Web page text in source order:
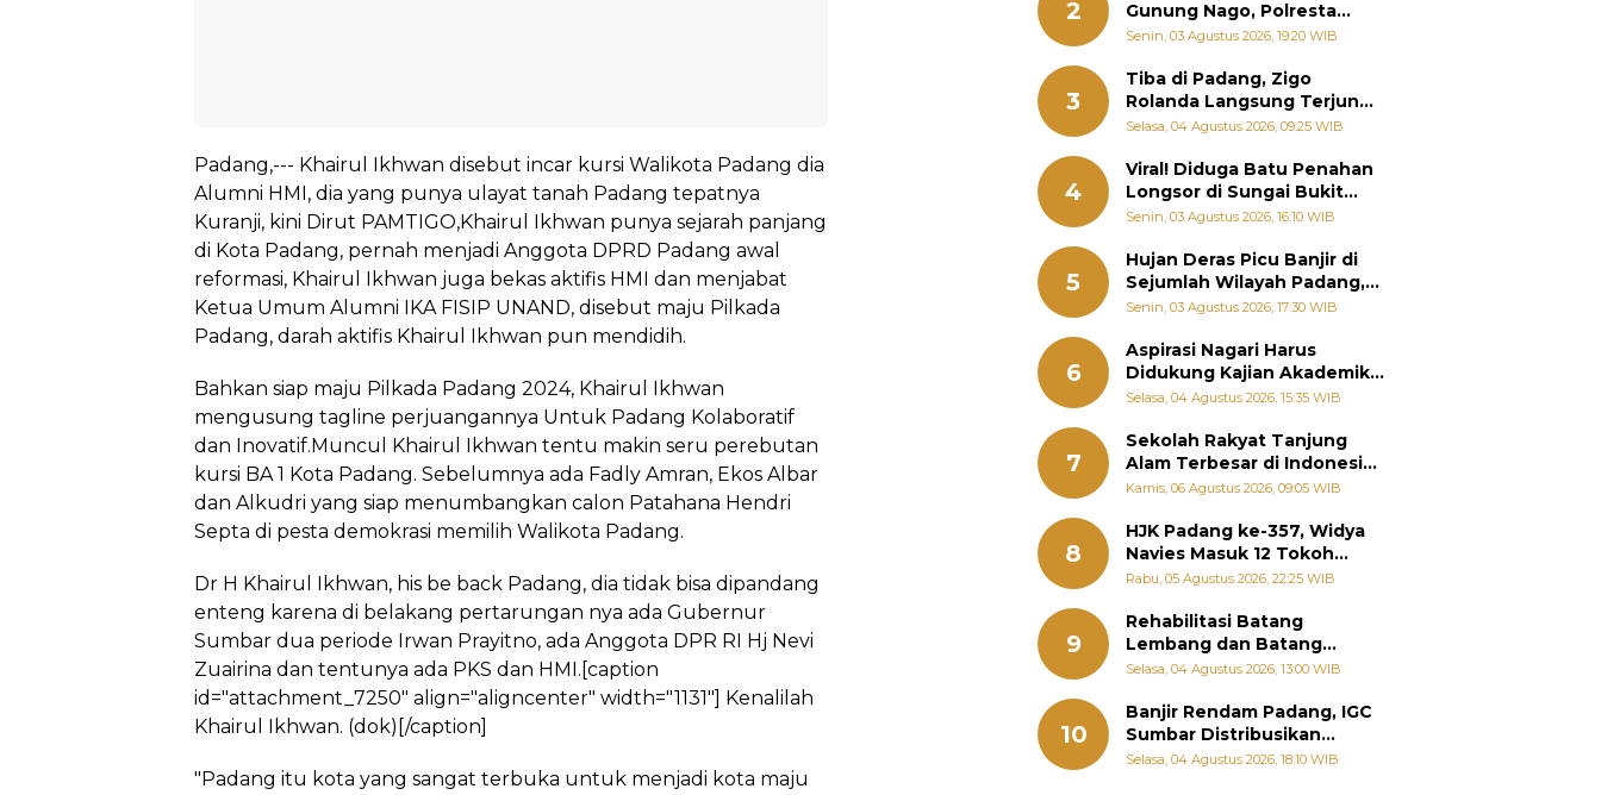
Padang,--- Khairul Ikhwan disebut incar kursi Walikota Padang dia
Alumni HMI, dia yang punya ulayat tanah Padang tepatnya
Kuranji, kini Dirut PAMTIGO,Khairul Ikhwan punya sejarah panjang
di Kota Padang, pernah menjadi Anggota DPRD Padang awal
reformasi, Khairul Ikhwan juga bekas aktifis HMI dan menjabat
Ketua Umum Alumni IKA FISIP UNAND, disebut maju Pilkada
Padang, darah aktifis Khairul Ikhwan pun mendidih.
Bahkan siap maju Pilkada Padang 2024, Khairul Ikhwan
mengusung tagline perjuangannya Untuk Padang Kolaboratif
dan Inovatif.Muncul Khairul Ikhwan tentu makin seru perebutan
kursi BA 1 Kota Padang. Sebelumnya ada Fadly Amran, Ekos Albar
dan Alkudri yang siap menumbangkan calon Patahana Hendri
Septa di pesta demokrasi memilih Walikota Padang.
Dr H Khairul Ikhwan, his be back Padang, dia tidak bisa dipandang
enteng karena di belakang pertarungan nya ada Gubernur
Sumbar dua periode Irwan Prayitno, ada Anggota DPR RI Hj Nevi
Zuairina dan tentunya ada PKS dan HMI.[caption
id="attachment_7250" align="aligncenter" width="1131"] Kenalilah
Khairul Ikhwan. (dok)[/caption]
"Padang itu kota yang sangat terbuka untuk menjadi kota maju
2
Gunung Nago, Polresta
Padang Ungkap Fakta
Senin, 03 Agustus 2026, 19:20 WIB
3
Tiba di Padang, Zigo
Rolanda Langsung Terjun
Bantu Warga Terdampak
Selasa, 04 Agustus 2026, 09:25 WIB
4
Viral! Diduga Batu Penahan
Longsor di Sungai Bukit
Nago Padang Diambil, Warga
Senin, 03 Agustus 2026, 16:10 WIB
5
Hujan Deras Picu Banjir di
Sejumlah Wilayah Padang,
Fadly Amran Perintahkan
Senin, 03 Agustus 2026, 17:30 WIB
6
Aspirasi Nagari Harus
Didukung Kajian Akademik,
Zigo Rolanda: Agar Mudah
Kementerian
Selasa, 04 Agustus 2026, 15:35 WIB
7
Sekolah Rakyat Tanjung
Alam Terbesar di Indonesia,
Groundbreaking September
Kamis, 06 Agustus 2026, 09:05 WIB
8
HJK Padang ke-357, Widya
Navies Masuk 12 Tokoh
Masyarakat Penerima
Padang
Rabu, 05 Agustus 2026, 22:25 WIB
9
Rehabilitasi Batang
Lembang dan Batang
Gawan Segera Dimulai, Zigo
Berjalan
Selasa, 04 Agustus 2026, 13:00 WIB
10
Banjir Rendam Padang, IGC
Sumbar Distribusikan
Ratusan Nasi Bungkus dan
Selasa, 04 Agustus 2026, 18:10 WIB